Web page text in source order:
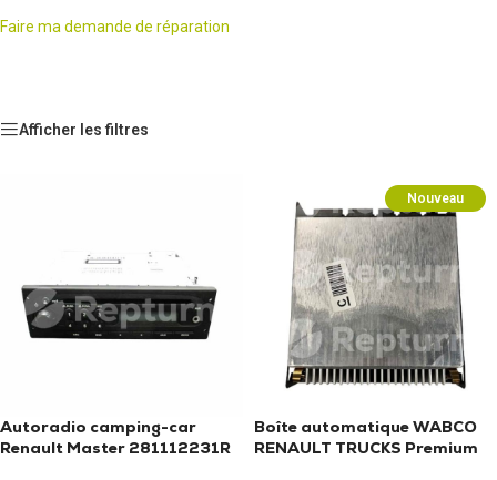
Faire ma demande de réparation
Afficher les filtres
Autoradio camping-car
Renault Master 281112231R
Nouveau
Boîte automatique WABCO
RENAULT TRUCKS Premium